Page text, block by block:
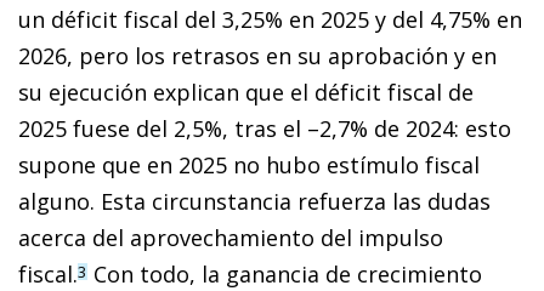
un déficit fiscal del 3,25% en 2025 y del 4,75% en
2026, pero los retrasos en su aprobación y en
su ejecución explican que el déficit fiscal de
2025 fuese del 2,5%, tras el –2,7% de 2024: esto
supone que en 2025 no hubo estímulo fiscal
alguno. Esta circunstancia refuerza las dudas
acerca del aprovechamiento del impulso
fiscal.3 Con todo, la ganancia de crecimiento